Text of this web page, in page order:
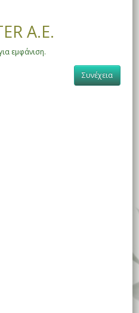
A.E.
εμφάνιση.
Συνέχεια